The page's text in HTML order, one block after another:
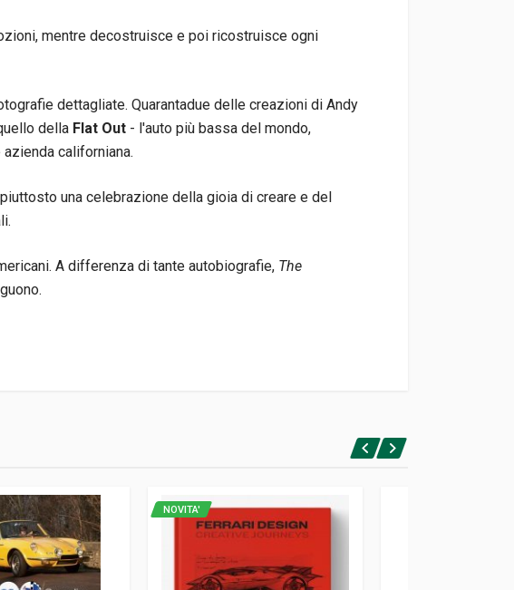
mentre decostruisce e poi ricostruisce ogni
dettagliate. Quarantadue delle creazioni di Andy
della Flat Out - l'auto più bassa del mondo,
californiana.
una celebrazione della gioia di creare e del
A differenza di tante autobiografie, The
NOVITA'